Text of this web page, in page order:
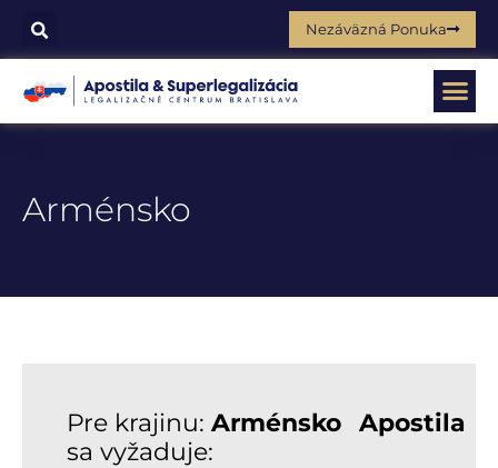
Nezáväzná Ponuka
Arménsko
Pre krajinu: Arménsko
sa vyžaduje:
Apostila